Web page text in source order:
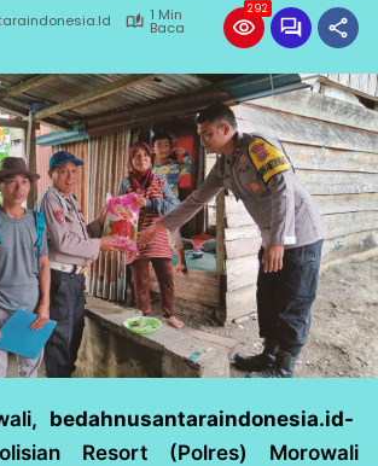
1 Min
Baca
292
bedahnusantaraindonesia.id-
Resort (Polres) Morowali